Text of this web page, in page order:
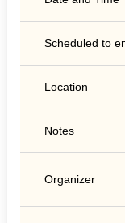
Scheduled to
Location
Notes
Organizer